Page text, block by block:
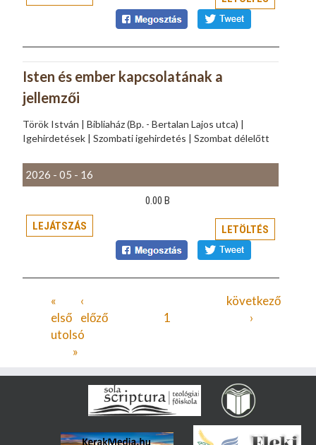
Isten és ember kapcsolatának a
jellemzői
Török István | Bibliaház (Bp. - Bertalan Lajos utca) |
Igehirdetések | Szombati igehirdetés | Szombat délelőtt
2026 - 05 - 16
0.00 B
LEJÁTSZÁS
LETÖLTÉS
«
első
‹
előző
1
következő
›
utolsó
»